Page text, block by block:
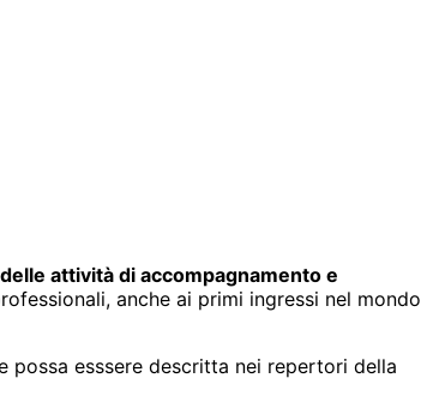
attività di accompagnamento e
anche ai primi ingressi nel mondo
possa esssere descritta nei repertori della